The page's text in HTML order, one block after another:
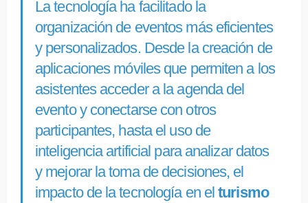
La tecnología ha facilitado la
organización de eventos más eficientes
y personalizados. Desde la creación de
aplicaciones móviles que permiten a los
asistentes acceder a la agenda del
evento y conectarse con otros
participantes, hasta el uso de
inteligencia artificial para analizar datos
y mejorar la toma de decisiones, el
impacto de la tecnología en elturismo